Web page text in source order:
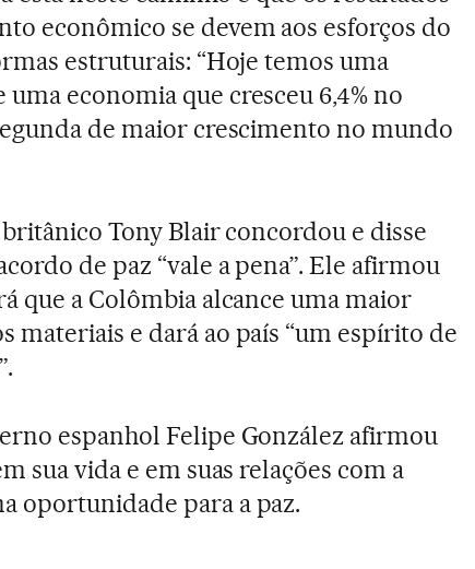
econômico se devem aos esforços do
estruturais: “Hoje temos uma
economia que cresceu 6,4% no
de maior crescimento no mundo
Tony Blair concordou e disse
de paz “vale a pena”. Ele afirmou
que a Colômbia alcance uma maior
materiais e dará ao país “um espírito de
espanhol Felipe González afirmou
sua vida e em suas relações com a
oportunidade para a paz.